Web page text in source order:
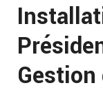
Gestion